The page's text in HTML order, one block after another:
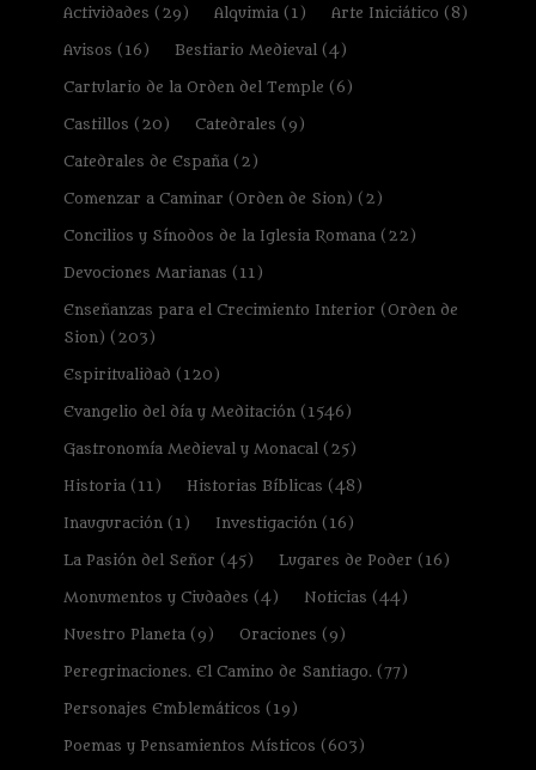
Actividades (29) Alquimia(1) Arte Iniciático (8)
Avisos (16) Bestiario Medieval(4)
Cartulario de la Orden del Temple (6)
Castillos (20) Catedrales (9)
Catedrales de España(2)
Comenzar a Caminar (Orden de Sion) (2)
Concilios y Sínodos de la Iglesia Romana(22)
Devociones Marianas (11)
Enseñanzas para el Crecimiento Interior (Orden de
Sion) (203)
Espiritualidad (120)
Evangelio del día y Meditación(1546)
Gastronomía Medieval y Monacal(25)
Historia(11) Historias Bíblicas (48)
Inauguración(1) Investigación(16)
La Pasión del Señor (45) Lugares de Poder (16)
Monumentos y Ciudades (4) Noticias (44)
Nuestro Planeta(9) Oraciones (9)
Peregrinaciones. El Camino de Santiago.(77)
Personajes Emblemáticos (19)
Poemas y Pensamientos Místicos (603)